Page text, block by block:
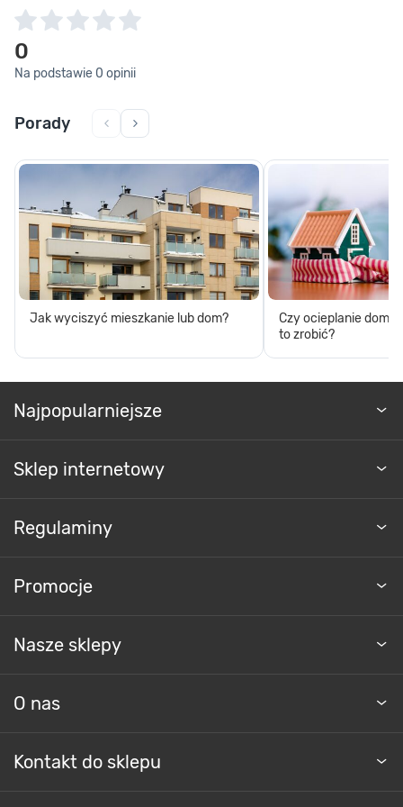
0
Na podstawie 0 opinii
Porady
Jak wyciszyć mieszkanie lub dom?
Czy ocieplanie domu
to zrobić?
Najpopularniejsze
Sklep internetowy
Regulaminy
Promocje
Nasze sklepy
O nas
Kontakt do sklepu